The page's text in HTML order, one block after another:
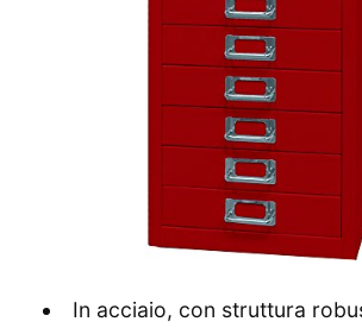
In acciaio, con struttura